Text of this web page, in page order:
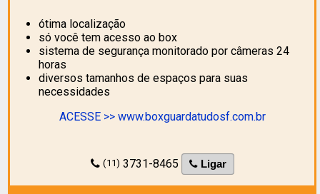
ótima localização
só você tem acesso ao box
sistema de segurança monitorado por câmeras 24
horas
diversos tamanhos de espaços para suas
necessidades
ACESSE >> www.boxguardatudosf.com.br
(11) 3731-8465 Ligar